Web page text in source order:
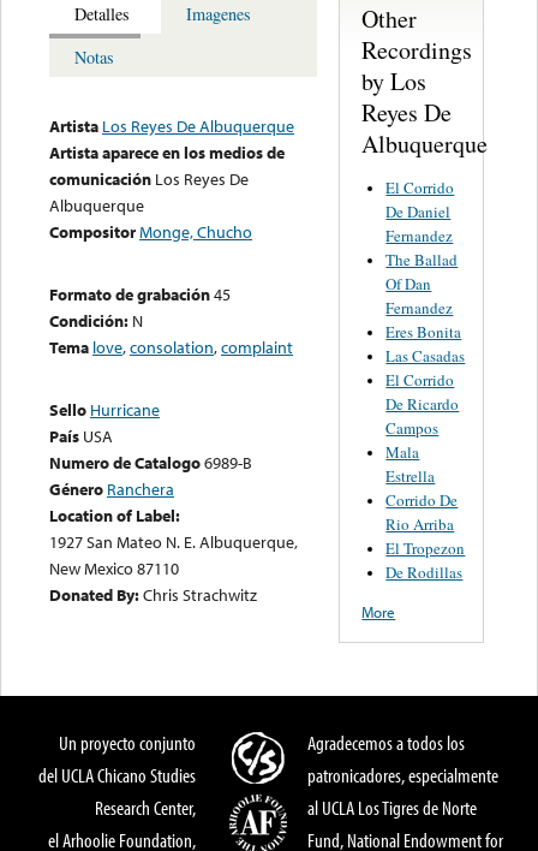
Detalles
Imagenes
Notas
Artista Los Reyes De Albuquerque
Artista aparece en los medios de
comunicación Los Reyes De
Albuquerque
CompositorMonge, Chucho
Formato de grabación45
Condición: N
Tema love,consolation,complaint
Sello Hurricane
País USA
Numero de Catalogo6989-B
Género Ranchera
Location of Label:
1927 San Mateo N. E. Albuquerque,
New Mexico 87110
Donated By:Chris Strachwitz
Other
Recordings
by Los
Reyes De
Albuquerque
El Corrido
De Daniel
Fernandez
The Ballad
Of Dan
Fernandez
Eres Bonita
Las Casadas
El Corrido
De Ricardo
Campos
Mala
Estrella
Corrido De
Rio Arriba
El Tropezon
De Rodillas
More
Un proyecto conjunto
del UCLA Chicano Studies
Research Center,
el Arhoolie Foundation,
Agradecemos a todos los
patronicadores, especialmente
al UCLA Los Tigres de Norte
Fund, National Endowment for